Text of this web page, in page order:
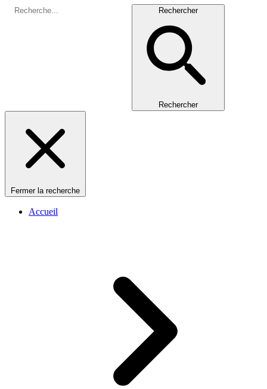
Rechercher
Rechercher
Fermer la recherche
Accueil